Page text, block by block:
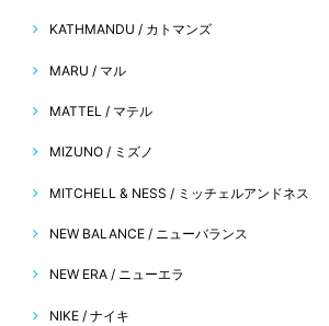
KATHMANDU / カトマンズ
MARU / マル
MATTEL / マテル
MIZUNO / ミズノ
MITCHELL & NESS / ミッチェルアンドネス
NEW BALANCE / ニューバランス
NEW ERA / ニューエラ
NIKE / ナイキ